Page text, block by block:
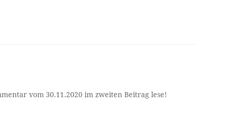
vom 30.11.2020 im zweiten Beitrag lese!